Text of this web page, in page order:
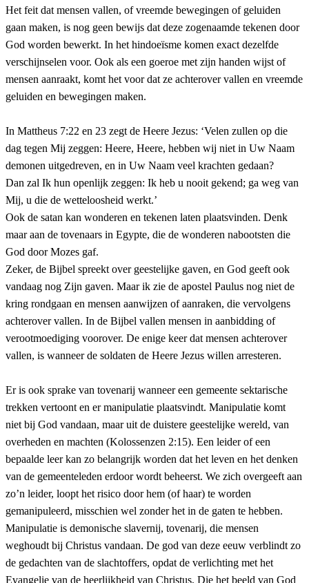
Het feit dat mensen vallen, of vreemde bewegingen of geluiden
gaan maken, is nog geen bewijs dat deze zogenaamde tekenen door
God worden bewerkt. In het hindoeïsme komen exact dezelfde
verschijnselen voor. Ook als een goeroe met zijn handen wijst of
mensen aanraakt, komt het voor dat ze achterover vallen en vreemde
geluiden en bewegingen maken.
In Mattheus 7:22 en 23 zegt de Heere Jezus: ‘Velen zullen op die
dag tegen Mij zeggen: Heere, Heere, hebben wij niet in Uw Naam
demonen uitgedreven, en in Uw Naam veel krachten gedaan?
Dan zal Ik hun openlijk zeggen: Ik heb u nooit gekend; ga weg van
Mij, u die de wetteloosheid werkt.’
Ook de satan kan wonderen en tekenen laten plaatsvinden. Denk
maar aan de tovenaars in Egypte, die de wonderen nabootsten die
God door Mozes gaf.
Zeker, de Bijbel spreekt over geestelijke gaven, en God geeft ook
vandaag nog Zijn gaven. Maar ik zie de apostel Paulus nog niet de
kring rondgaan en mensen aanwijzen of aanraken, die vervolgens
achterover vallen. In de Bijbel vallen mensen in aanbidding of
verootmoediging voorover. De enige keer dat mensen achterover
vallen, is wanneer de soldaten de Heere Jezus willen arresteren.
Er is ook sprake van tovenarij wanneer een gemeente sektarische
trekken vertoont en er manipulatie plaatsvindt. Manipulatie komt
niet bij God vandaan, maar uit de duistere geestelijke wereld, van
overheden en machten (Kolossenzen 2:15). Een leider of een
bepaalde leer kan zo belangrijk worden dat het leven en het denken
van de gemeenteleden erdoor wordt beheerst. We zich overgeeft aan
zo’n leider, loopt het risico door hem (of haar) te worden
gemanipuleerd, misschien wel zonder het in de gaten te hebben.
Manipulatie is demonische slavernij, tovenarij, die mensen
weghoudt bij Christus vandaan. De god van deze eeuw verblindt zo
de gedachten van de slachtoffers, opdat de verlichting met het
Evangelie van de heerlijkheid van Christus, Die het beeld van God